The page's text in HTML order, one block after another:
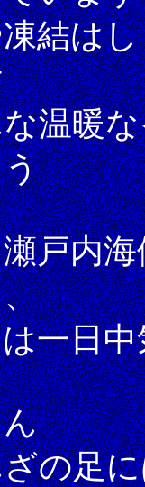
結は
温暖
戸内
一日
の足